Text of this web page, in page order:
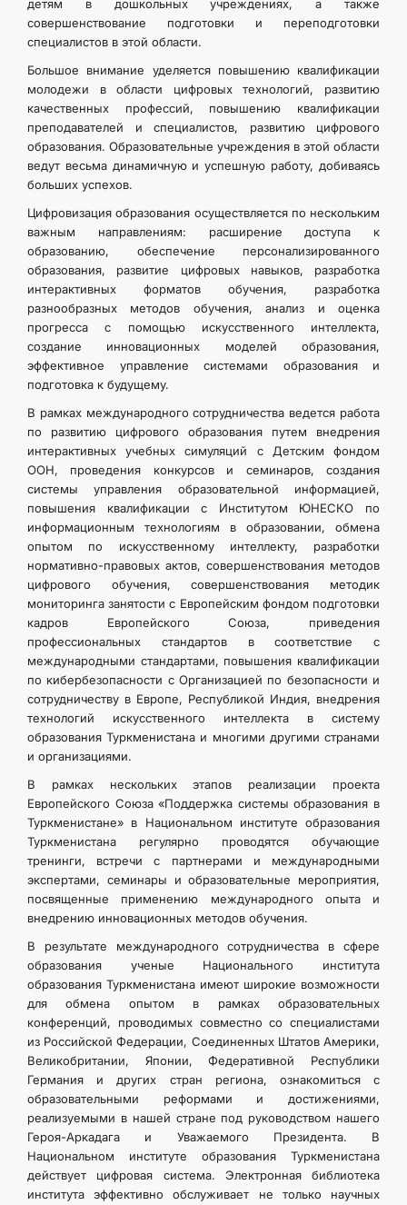
детям в дошкольных учреждениях, а также
совершенствование подготовки и переподготовки
специалистов в этой области.
Большое внимание уделяется повышению квалификации
молодежи в области цифровых технологий, развитию
качественных профессий, повышению квалификации
преподавателей и специалистов, развитию цифрового
образования. Образовательные учреждения в этой области
ведут весьма динамичную и успешную работу, добиваясь
больших успехов.
Цифровизация образования осуществляется по нескольким
важным направлениям: расширение доступа к
образованию, обеспечение персонализированного
образования, развитие цифровых навыков, разработка
интерактивных форматов обучения, разработка
разнообразных методов обучения, анализ и оценка
прогресса с помощью искусственного интеллекта,
создание инновационных моделей образования,
эффективное управление системами образования и
подготовка к будущему.
В рамках международного сотрудничества ведется работа
по развитию цифрового образования путем внедрения
интерактивных учебных симуляций с Детским фондом
ООН, проведения конкурсов и семинаров, создания
системы управления образовательной информацией,
повышения квалификации с Институтом ЮНЕСКО по
информационным технологиям в образовании, обмена
опытом по искусственному интеллекту, разработки
нормативно-правовых актов, совершенствования методов
цифрового обучения, совершенствования методик
мониторинга занятости с Европейским фондом подготовки
кадров Европейского Союза, приведения
профессиональных стандартов в соответствие с
международными стандартами, повышения квалификации
по кибербезопасности с Организацией по безопасности и
сотрудничеству в Европе, Республикой Индия, внедрения
технологий искусственного интеллекта в систему
образования Туркменистана и многими другими странами
и организациями.
В рамках нескольких этапов реализации проекта
Европейского Союза «Поддержка системы образования в
Туркменистане» в Национальном институте образования
Туркменистана регулярно проводятся обучающие
тренинги, встречи с партнерами и международными
экспертами, семинары и образовательные мероприятия,
посвященные применению международного опыта и
внедрению инновационных методов обучения.
В результате международного сотрудничества в сфере
образования ученые Национального института
образования Туркменистана имеют широкие возможности
для обмена опытом в рамках образовательных
конференций, проводимых совместно со специалистами
из Российской Федерации, Соединенных Штатов Америки,
Великобритании, Японии, Федеративной Республики
Германия и других стран региона, ознакомиться с
образовательными реформами и достижениями,
реализуемыми в нашей стране под руководством нашего
Героя-Аркадага и Уважаемого Президента. В
Национальном институте образования Туркменистана
действует цифровая система. Электронная библиотека
института эффективно обслуживает не только научных